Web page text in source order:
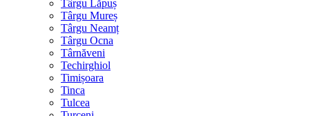
Târgu Lăpuș
Târgu Mureș
Târgu Neamț
Târgu Ocna
Târnăveni
Techirghiol
Timișoara
Tinca
Tulcea